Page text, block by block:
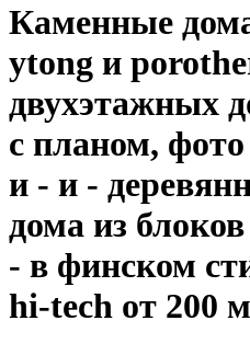
Каменные
ytong и
двухэтажных
с планом,
и - и -
дома из
- в финском
hi-tech от 200